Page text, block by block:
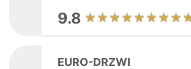
9.8
EURO-DRZWI